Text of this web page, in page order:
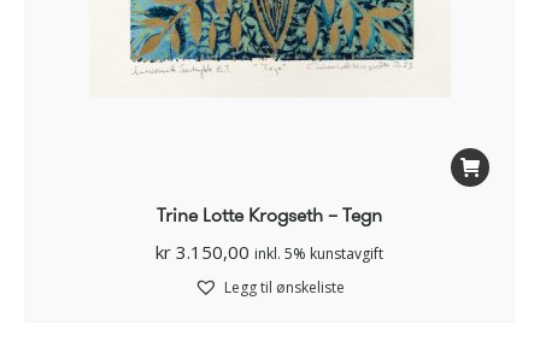
Trine Lotte Krogseth – Tegn
kr 3.150,00 inkl. 5% kunstavgift
Legg til ønskeliste